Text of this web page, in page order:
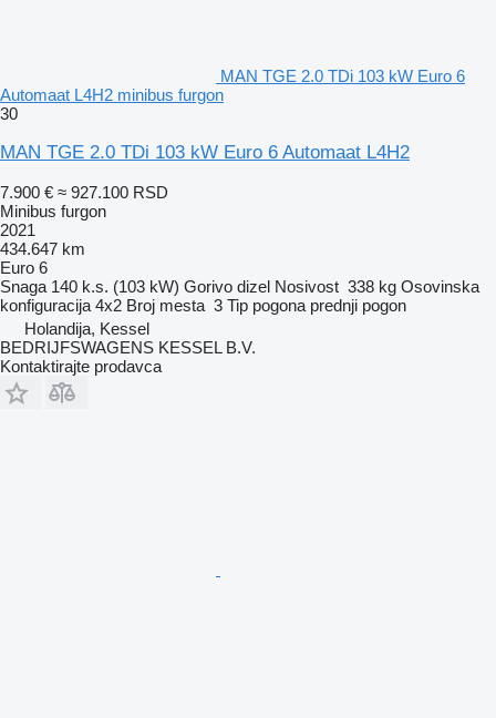
MAN TGE 2.0 TDi 103 kW Euro 6
Automaat L4H2 minibus furgon
30
MAN TGE 2.0 TDi 103 kW Euro 6 Automaat L4H2
7.900 € ≈ 927.100 RSD
Minibus furgon
2021
434.647 km
Euro 6
Snaga 140 k.s. (103 kW) Gorivo dizel Nosivost 338 kg Osovinska
konfiguracija 4x2 Broj mesta 3 Tip pogona prednji pogon
Holandija, Kessel
BEDRIJFSWAGENS KESSEL B.V.
Kontaktirajte prodavca